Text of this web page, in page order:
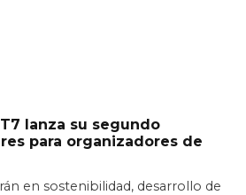
lanza su segundo
para organizadores de
en sostenibilidad, desarrollo de